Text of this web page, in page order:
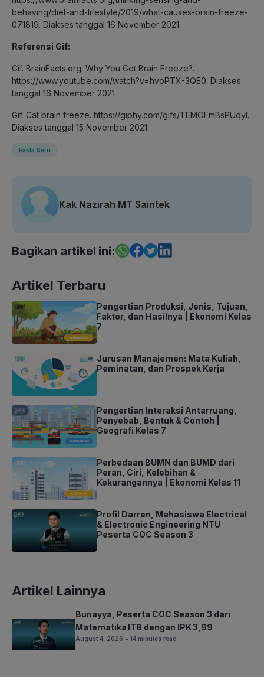
behaving/diet-and-lifestyle/2019/what-causes-brain-freeze-
071819. Diakses tanggal 16 November 2021.
Referensi Gif:
Gif. BrainFacts.org. Why You Get Brain Freeze?.
https://www.youtube.com/watch?v=hvoPTX-3QE0. Diakses
tanggal 16 November 2021
Gif. Cat brain freeze. https://giphy.com/gifs/TEMOFmBsPUqyI.
Diakses tanggal 15 November 2021
Fakta Seru
Kak Nazirah MT Saintek
Bagikan artikel ini:
Artikel Terbaru
Pengertian Produksi, Jenis, Tujuan,
Faktor, dan Hasilnya | Ekonomi Kelas
7
Jurusan Manajemen: Mata Kuliah,
Peminatan, dan Prospek Kerja
Pengertian Interaksi Antarruang,
Penyebab, Bentuk & Contoh |
Geografi Kelas 7
Perbedaan BUMN dan BUMD dari
Peran, Ciri, Kelebihan &
Kekurangannya | Ekonomi Kelas 11
Profil Darren, Mahasiswa Electrical
& Electronic Engineering NTU
Peserta COC Season 3
Artikel Lainnya
Bunayya, Peserta COC Season 3 dari
Matematika ITB dengan IPK 3,99
August 4, 2026 • 14 minutes read